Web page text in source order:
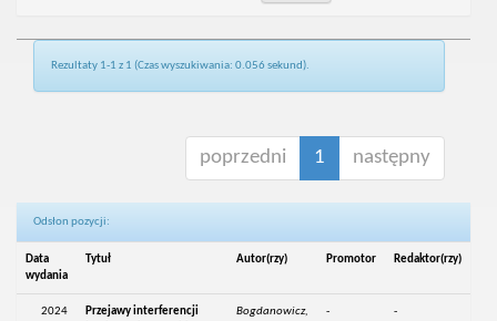
Rezultaty 1-1 z 1 (Czas wyszukiwania: 0.056 sekund).
poprzedni 1 następny
Odsłon pozycji:
Data
wydania
Tytuł Autor(rzy) Promotor Redaktor(rzy)
2024
Przejawy interferencji
Bogdanowicz,
- -